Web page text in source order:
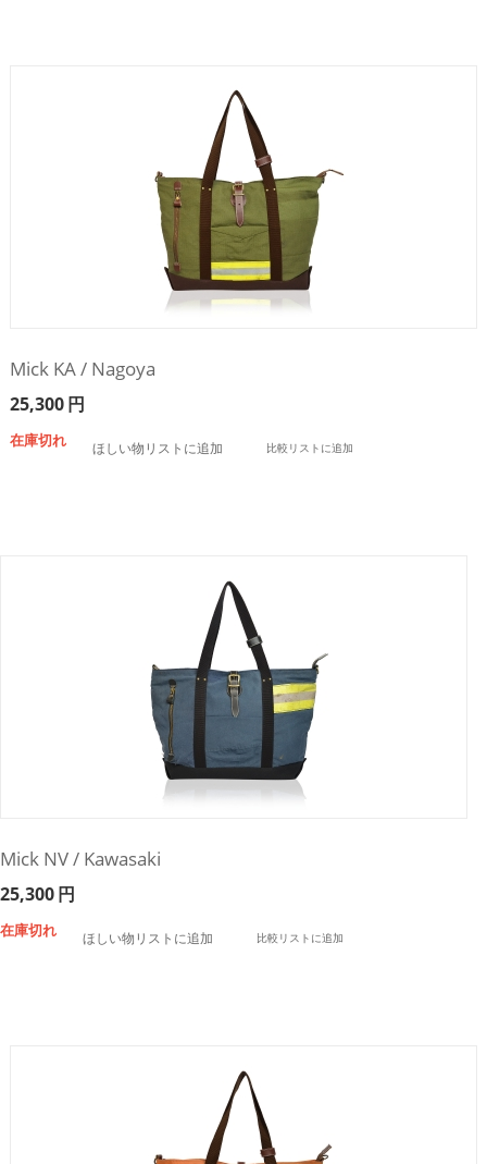
Mick KA / Nagoya
25,300円
在庫切れ ほしい物リストに追加 比較リストに追加
Mick NV / Kawasaki
25,300円
在庫切れ ほしい物リストに追加 比較リストに追加